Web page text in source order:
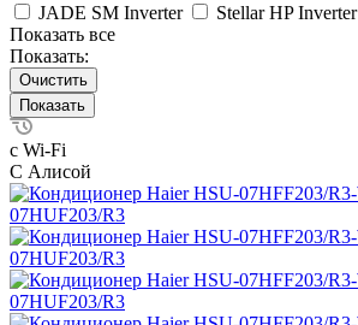
JADE SM Inverter
Stellar HP Inverter
Показать все
Показать:
Очистить
с Wi-Fi
С Алисой